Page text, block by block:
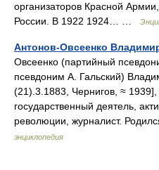
организаторов Красной
России. В 1922 1924… …
Антонов-Овсеенко
Овсеенко (партийный
псевдоним А. Гальский)
(21).3.1883, Чернигов, ≈ 1939],
государственный деятель,
революции, журналист.
энциклопедия